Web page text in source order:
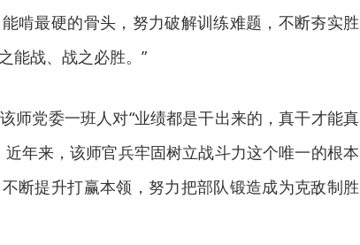
啃最硬的骨头，努力破解训练难题，不断夯实胜
能战、战之必胜。”
师党委一班人对“业绩都是干出来的，真干才能真
年来，该师官兵牢固树立战斗力这个唯一的根本
断提升打赢本领，努力把部队锻造成为克敌制胜